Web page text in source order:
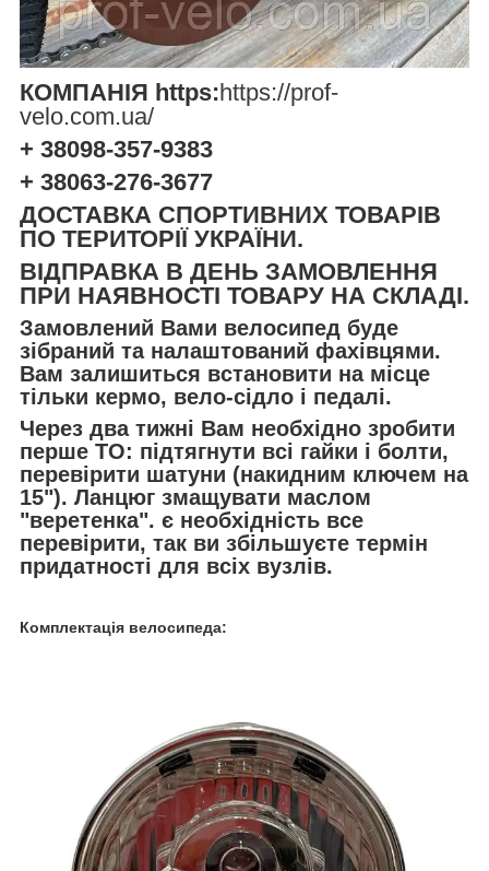
КОМПАНІЯ https:https://prof-
velo.com.ua/
+ 38098-357-9383
+ 38063-276-3677
ДОСТАВКА СПОРТИВНИХ ТОВАРІВ
ПО ТЕРИТОРІЇ УКРАЇНИ.
ВІДПРАВКА В ДЕНЬ ЗАМОВЛЕННЯ
ПРИ НАЯВНОСТІ ТОВАРУ НА СКЛАДІ.
Замовлений Вами велосипед буде
зібраний та налаштований фахівцями.
Вам залишиться встановити на місце
тільки кермо, вело-сідло і педалі.
Через два тижні Вам необхідно зробити
перше ТО: підтягнути всі гайки і болти,
перевірити шатуни (накидним ключем на
15"). Ланцюг змащувати маслом
"веретенка". є необхідність все
перевірити, так ви збільшуєте термін
придатності для всіх вузлів.
Комплектація велосипеда: